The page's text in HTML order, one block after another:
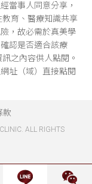
當事人同意分享，
育、醫療知識共享
，故必需於真美學
認是否適合該療
之內容供人點閱。
址（域）直接點閱
款
ALL RIGHTS